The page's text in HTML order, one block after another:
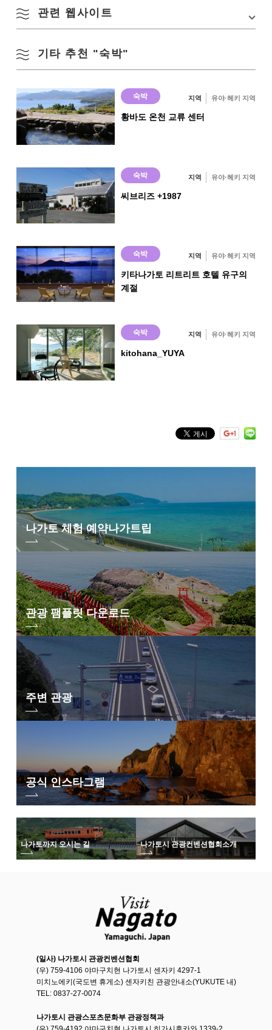
온천
×
전세탕
○
노천탕
×
기타
・넓은 거실(12명 파티 가능)
· 시스템 주방
・레인지
・전기솥
・숙박 이용 외 「넓은 거실」을 소규모 이벤트 회장(세미나, 회의 등)으로
서 이용 가능
외관
거실
관련 웹사이트
식당・카페 소레이네
기타 추천 "숙박"
숙박 지역 유야·헤키 지역
황바도 온천 교류 센터
숙박 지역 유야·헤키 지역
씨브리즈 +1987
숙박 지역 유야·헤키 지역
키타나가토 리트리트 호텔 유구의
계절
숙박 지역 유야·헤키 지역
kitohana_YUYA
나가토 체험 예약나가트립
관광 팸플릿 다운로드
주변 관광
공식 인스타그램
나가토까지 오시는 길 나가토시 관광컨벤션협회소개
(일사) 나가토시 관광컨벤션협회
(우) 759-4106 야마구치현 나가토시 센자키 4297-1
미치노에키(국도변 휴게소) 센자키친 관광안내소(YUKUTE 내)
TEL: 0837-27-0074
나가토시 관광스포츠문화부 관광정책과